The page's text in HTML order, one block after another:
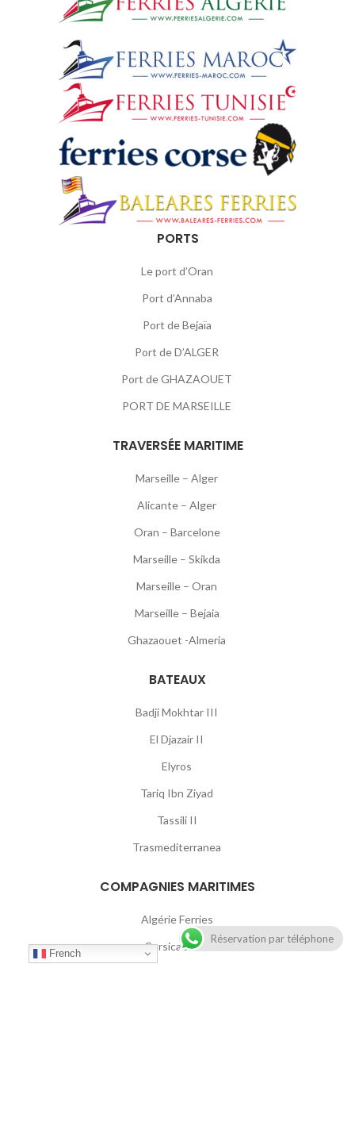
PORTS
Le port d’Oran
Port d’Annaba
Port de Bejaïa
Port de D’ALGER
Port de GHAZAOUET
PORT DE MARSEILLE
TRAVERSÉE MARITIME
Marseille – Alger
Alicante – Alger
Oran – Barcelone
Marseille – Skikda
Marseille – Oran
Marseille – Bejaia
Ghazaouet -Almeria
BATEAUX
Badji Mokhtar III
El Djazair II
Elyros
Tariq Ibn Ziyad
Tassili II
Trasmediterranea
COMPAGNIES MARITIMES
Algérie Ferries
Corsica Linea
French
Réservation par téléphone